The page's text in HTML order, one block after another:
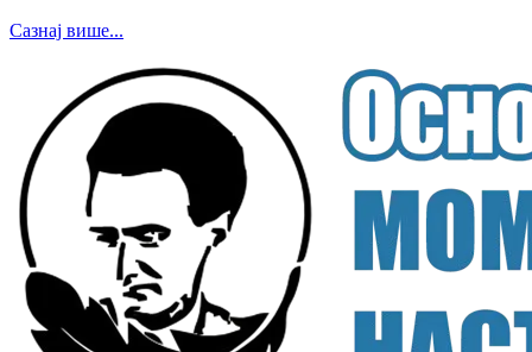
Сазнај више...